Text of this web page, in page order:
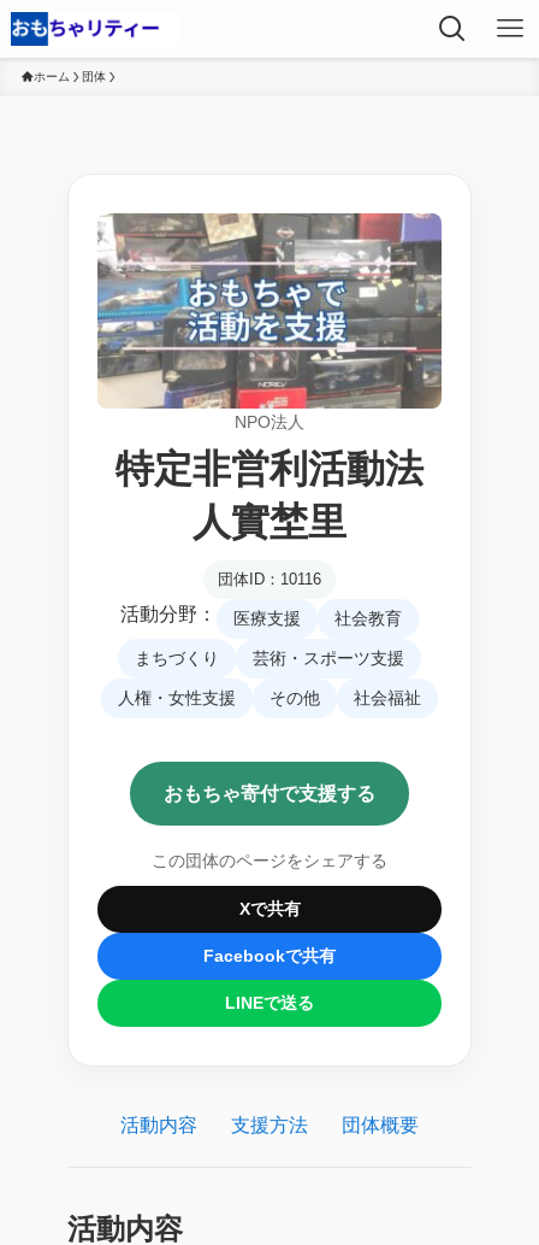
ホーム 団体
NPO法人
特定非営利活動法
人實埜里
団体ID：10116
活動分野： 医療支援 社会教育
まちづくり 芸術・スポーツ支援
人権・女性支援 その他 社会福祉
おもちゃ寄付で支援する
この団体のページをシェアする
Xで共有
Facebookで共有
LINEで送る
活動内容 支援方法 団体概要
活動内容